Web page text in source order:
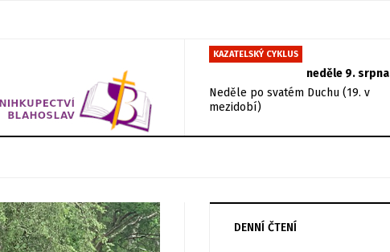
KAZATELSKÝ CYKLUS
neděle 9. srpna
Neděle po svatém Duchu (19. v
mezidobí)
DENNÍ ČTENÍ